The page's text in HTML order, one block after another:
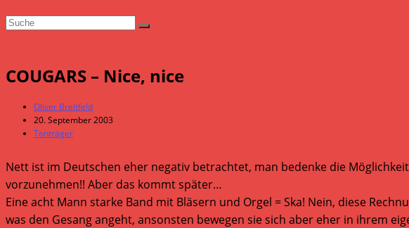
COUGARS – Nice, nice
Beitrags-
Autor:
Oliver Breitfeld
Beitrag
veröffentlicht:
20. September 2003
Beitrags-
Tonträger
Nett ist im Deutschen eher negativ betrachtet, man bedenke die
vorzunehmen!! Aber das kommt später…
Eine acht Mann starke Band mit Bläsern und Orgel = Ska! Nein, diese
was den Gesang angeht, ansonsten bewegen sie sich aber eher in ihrem